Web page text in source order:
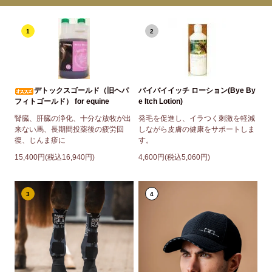
1
デトックスゴールド（旧ヘパ
フィトゴールド） for equine
腎臓、肝臓の浄化、十分な放牧が出
来ない馬、長期間投薬後の疲労回
復、じんま疹に
15,400円(税込16,940円)
2
バイバイイッチ ローション(Bye By
e Itch Lotion)
発毛を促進し、イラつく刺激を軽減
しながら皮膚の健康をサポートしま
す。
4,600円(税込5,060円)
3 4